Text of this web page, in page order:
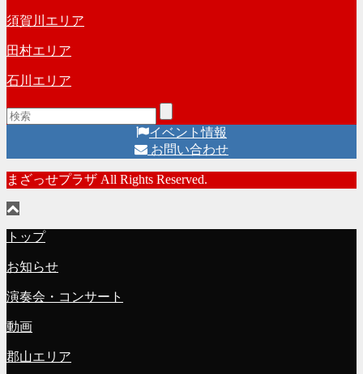
須賀川エリア
田村エリア
石川エリア
イベント情報
お問い合わせ
まざっせプラザ All Rights Reserved.
トップ
お知らせ
演奏会・コンサート
動画
郡山エリア